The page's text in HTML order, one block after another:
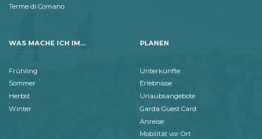
Terme di Comano
WAS MACHE ICH IM...
Frühling
Sommer
Herbst
Winter
PLANEN
Unterkünfte
Erlebnisse
Urlaubsangebote
Garda Guest Card
Anreise
Mobilität vor Ort